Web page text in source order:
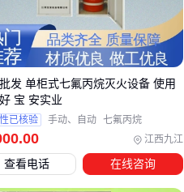
.00 江西九江
发 单柜式七氟丙烷灭火设备 使用
宝 安实业
已核验 手动、自动 七氟丙烷
查看电话 在线咨询